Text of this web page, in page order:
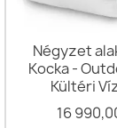
Négyzet
Kocka -
Kültéri
16